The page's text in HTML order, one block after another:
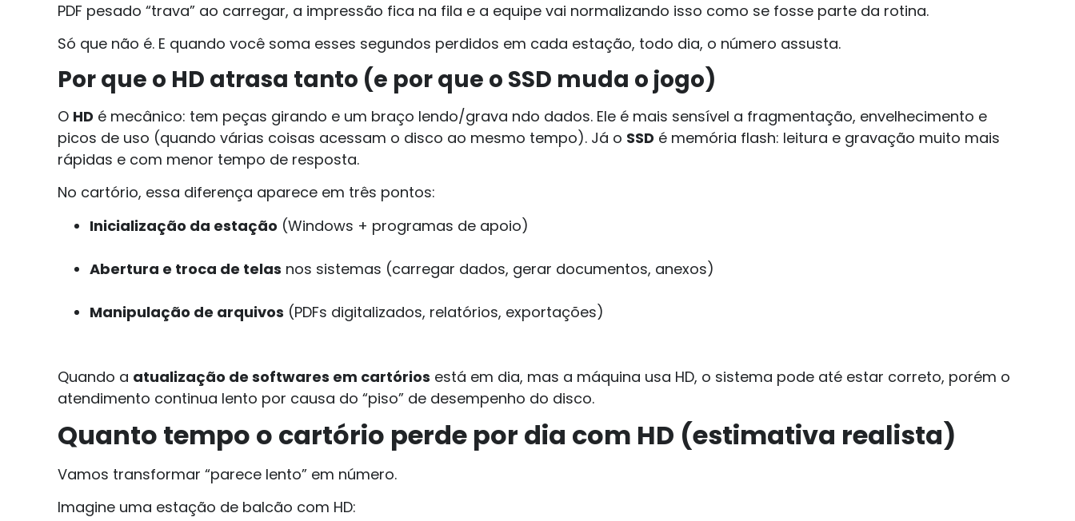
PDF pesado “trava” ao carregar, a impressão fica na fila e a equipe vai normalizando isso como se fosse parte da rotina.
Só que não é. E quando você soma esses segundos perdidos em cada estação, todo dia, o número assusta.
Por que o HD atrasa tanto (e por que o SSD muda o jogo)
O HD é mecânico: tem peças girando e um braço lendo/grava ndo dados. Ele é mais sensível a fragmentação, envelhecimento e
picos de uso (quando várias coisas acessam o disco ao mesmo tempo). Já o SSD é memória flash: leitura e gravação muito mais
rápidas e com menor tempo de resposta.
No cartório, essa diferença aparece em três pontos:
Inicialização da estação (Windows + programas de apoio)
Abertura e troca de telas nos sistemas (carregar dados, gerar documentos, anexos)
Manipulação de arquivos (PDFs digitalizados, relatórios, exportações)
Quando a atualização de softwares em cartórios está em dia, mas a máquina usa HD, o sistema pode até estar correto, porém o
atendimento continua lento por causa do “piso” de desempenho do disco.
Quanto tempo o cartório perde por dia com HD (estimativa realista)
Vamos transformar “parece lento” em número.
Imagine uma estação de balcão com HD: